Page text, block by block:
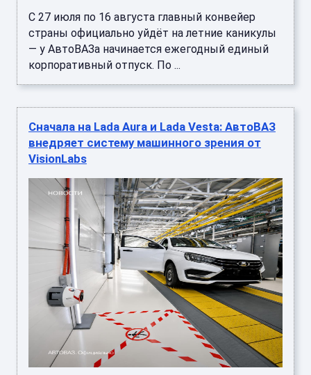
С 27 июля по 16 августа главный конвейер
страны официально уйдёт на летние каникулы
— у АвтоВАЗа начинается ежегодный единый
корпоративный отпуск. По ...
Сначала на Lada Aura и Lada Vesta: АвтоВАЗ
внедряет систему машинного зрения от
VisionLabs